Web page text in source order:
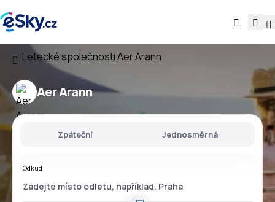
Letecké společnostiAer Arann
Aer Arann
Zpáteční Jednosměrná
Odkud